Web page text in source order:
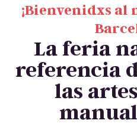
¡Bienvenidxs al
La feria
referencia
las